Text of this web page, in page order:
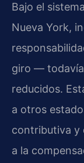
Bajo el
Nueva York,
giro — todavía
reducidos.
a otros
contributiva y
a la